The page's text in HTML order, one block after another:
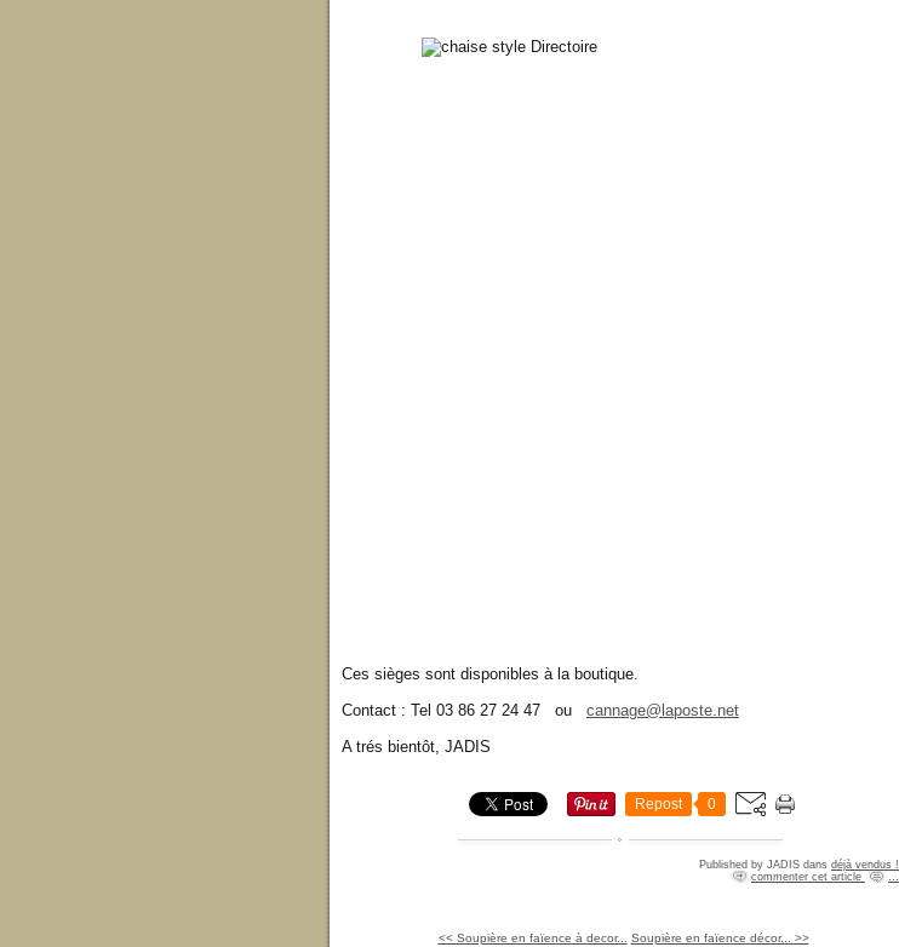
Ces sièges sont disponibles à la boutique.
Contact : Tel 03 86 27 24 47 ou cannage@laposte.net
A trés bientôt, JADIS
Repost 0
Published by JADIS dans déjà vendus !
commenter cet article
<< Soupière en faïence à decor... Soupière en faïence décor... >>